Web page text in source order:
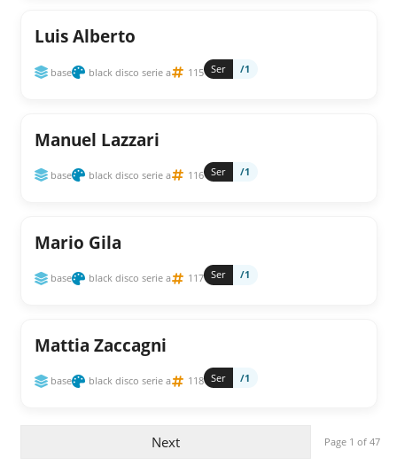
Luis Alberto
base black disco serie a 115 Ser /1
Manuel Lazzari
base black disco serie a 116 Ser /1
Mario Gila
base black disco serie a 117 Ser /1
Mattia Zaccagni
base black disco serie a 118 Ser /1
Next Page 1 of 47